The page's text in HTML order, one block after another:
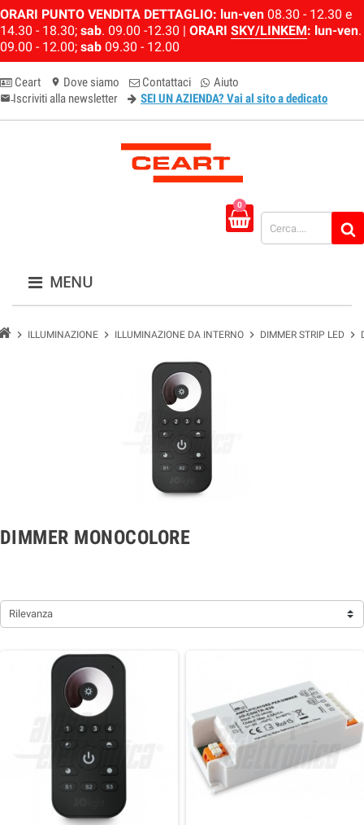
ORARI PUNTO VENDITA DETTAGLIO: lun-ven 08.30 - 12.30 e
14.30 - 18.30; sab. 09.00 -12.30 | ORARI SKY/LINKEM: lun-ven.
09.00 - 12.00; sab 09.30 - 12.00
Ceart location_on Dove siamo Contattaci Aiuto
email-newsletter
Iscriviti alla newsletter SEI UN AZIENDA? Vai al sito a dedicato
0
MENU
chevron_right ILLUMINAZIONE chevron_right ILLUMINAZIONE DA INTERNO chevron_right DIMMER STRIP LED chevron_right
DIMMER MONOCOLORE
Rilevanza